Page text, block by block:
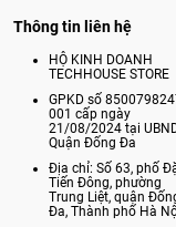
Thông tin liên hệ
HỘ KINH DOANH
TECHHOUSE STORE
GPKD số
001 cấp ngày
21/08/2024 tại
Quận Đống Đa
Địa chỉ: Số 63, phố
Tiến Đông, phường
Trung Liệt, quận
Đa, Thành phố Hà